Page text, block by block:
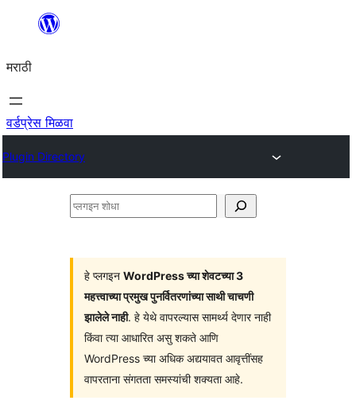
सामुग्रीवर
मराठी
वर्डप्रेस मिळवा
Plugin Directory
प्लगइन
हे प्लगइन WordPress च्या शेवटच्या 3
महत्त्वाच्या प्रमुख पुनर्वितरणांच्या साथी चाचणी
झालेले नाही. हे येथे वापरल्यास सामर्थ्य देणार नाही
किंवा त्या आधारित असु शकते आणि
WordPress च्या अधिक अद्ययावत आवृत्तींसह
वापरताना संगतता समस्यांची शक्यता आहे.